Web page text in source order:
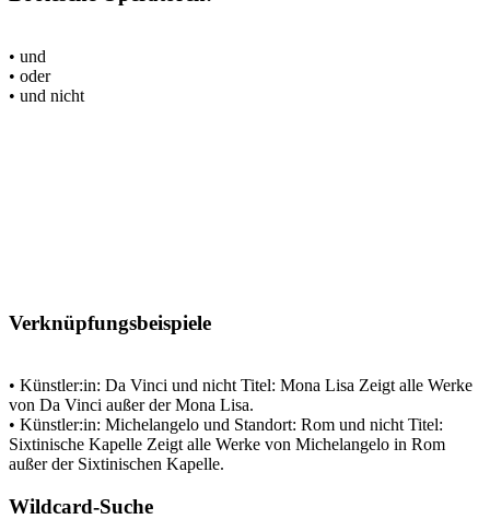
• und
• oder
• und nicht
Verknüpfungsbeispiele
• Künstler:in: Da Vinci und nicht Titel: Mona Lisa Zeigt alle Werke
von Da Vinci außer der Mona Lisa.
• Künstler:in: Michelangelo und Standort: Rom und nicht Titel:
Sixtinische Kapelle Zeigt alle Werke von Michelangelo in Rom
außer der Sixtinischen Kapelle.
Wildcard-Suche